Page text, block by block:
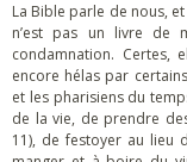
La Bible parle de nous,
n’est pas un livre de
condamnation. Certes,
encore hélas par
et les pharisiens du
de la vie, de prendre
11), de festoyer au lieu